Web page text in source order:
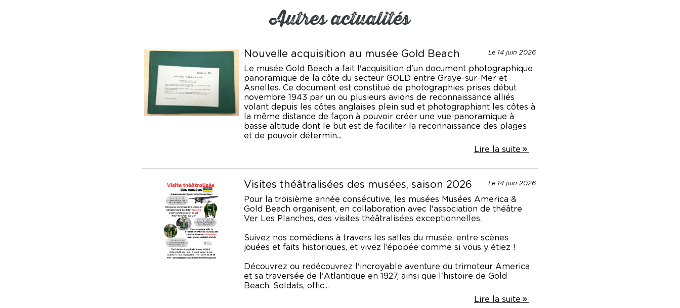
Autres actualités
Nouvelle acquisition au musée Gold Beach Le 14 juin 2026
Le musée Gold Beach a fait l'acquisition d'un document photographique
panoramique de la côte du secteur GOLD entre Graye-sur-Mer et
Asnelles. Ce document est constitué de photographies prises début
novembre 1943 par un ou plusieurs avions de reconnaissance alliés
volant depuis les côtes anglaises plein sud et photographiant les côtes à
la même distance de façon à pouvoir créer une vue panoramique à
basse altitude dont le but est de faciliter la reconnaissance des plages
et de pouvoir détermin...
Lire la suite
Visites théâtralisées des musées, saison 2026 Le 14 juin 2026
Pour la troisième année consécutive, les musées Musées America &
Gold Beach organisent, en collaboration avec l'association de théâtre
Ver Les Planches, des visites théâtralisées exceptionnelles.
Suivez nos comédiens à travers les salles du musée, entre scènes
jouées et faits historiques, et vivez l’épopée comme si vous y étiez !
Découvrez ou redécouvrez l'incroyable aventure du trimoteur America
et sa traversée de l'Atlantique en 1927, ainsi que l'histoire de Gold
Beach. Soldats, offic...
Lire la suite